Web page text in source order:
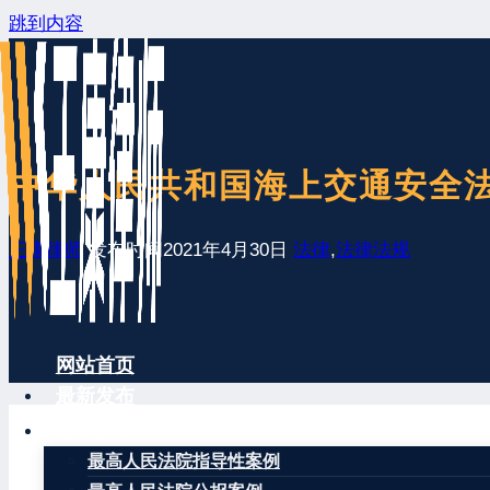
跳到内容
网站首页
最高人民法院指导性案例
中华人民共和国海上交通安全
王康律师 发布时间2021年4月30日 法律,法律法规
（1983年9月2日第六届全国人民代表大会常务委员